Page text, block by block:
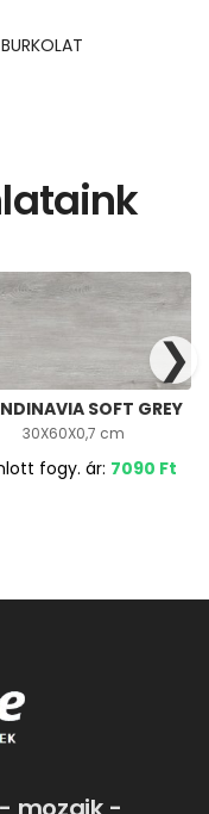
SOFT GREY
30X60X0,7 cm
fogy. ár: 7090 Ft
❯